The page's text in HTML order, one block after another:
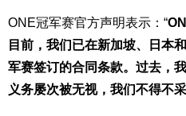
ONE冠军赛官方声明表示：“
目前，我们已在新加坡、日本
军赛签订的合同条款。过去，
义务屡次被无视，我们不得不